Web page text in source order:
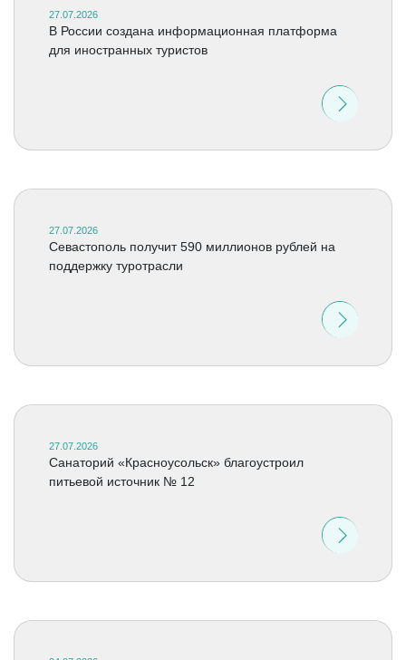
27.07.2026
В России создана информационная платформа
для иностранных туристов
27.07.2026
Севастополь получит 590 миллионов рублей на
поддержку туротрасли
27.07.2026
Санаторий «Красноусольск» благоустроил
питьевой источник № 12